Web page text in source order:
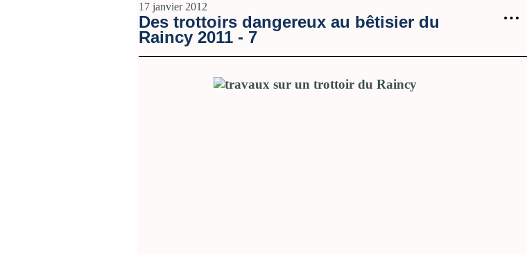
…
17 janvier 2012
Des trottoirs dangereux au bêtisier du
Raincy 2011 - 7